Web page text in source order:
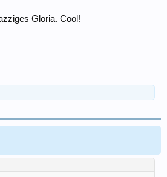
Gloria. Cool!